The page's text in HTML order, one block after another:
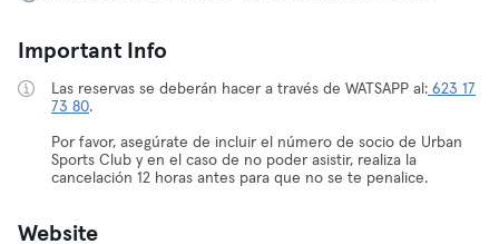
Important Info
Las reservas se deberán hacer a través de WATSAPP al: 623 17
73 80.
Por favor, asegúrate de incluir el número de socio de Urban
Sports Club y en el caso de no poder asistir, realiza la
cancelación 12 horas antes para que no se te penalice.
Website